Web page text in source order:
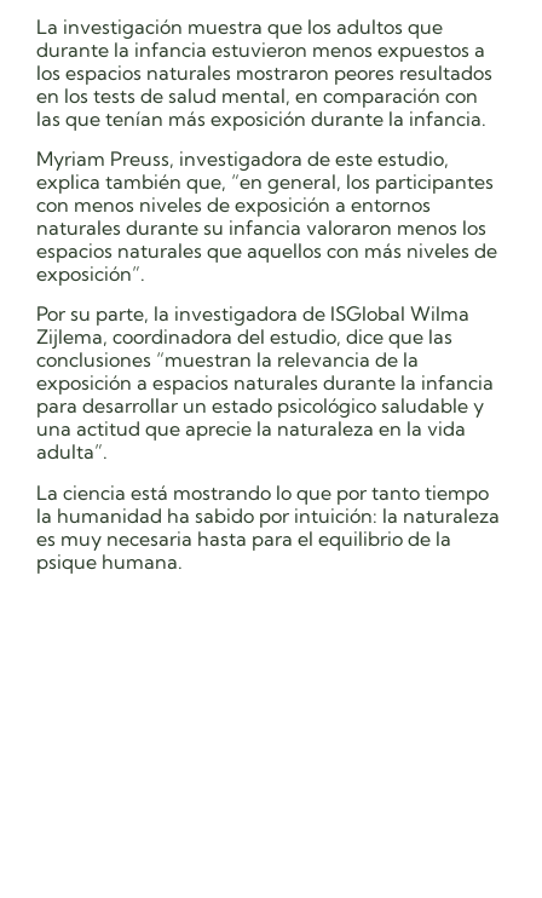
La investigación muestra que los adultos que
durante la infancia estuvieron menos expuestos a
los espacios naturales mostraron peores resultados
en los tests de salud mental, en comparación con
las que tenían más exposición durante la infancia.
Myriam Preuss, investigadora de este estudio,
explica también que, “en general, los participantes
con menos niveles de exposición a entornos
naturales durante su infancia valoraron menos los
espacios naturales que aquellos con más niveles de
exposición”.
Por su parte, la investigadora de ISGlobal Wilma
Zijlema, coordinadora del estudio, dice que las
conclusiones “muestran la relevancia de la
exposición a espacios naturales durante la infancia
para desarrollar un estado psicológico saludable y
una actitud que aprecie la naturaleza en la vida
adulta”.
La ciencia está mostrando lo que por tanto tiempo
la humanidad ha sabido por intuición: la naturaleza
es muy necesaria hasta para el equilibrio de la
psique humana.